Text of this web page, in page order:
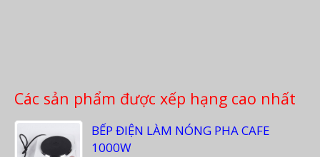
Các sản phẩm được xếp hạng cao nhất
BẾP ĐIỆN LÀM NÓNG PHA CAFE
1000W